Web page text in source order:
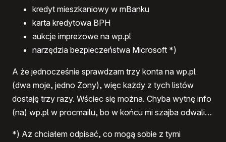
kredyt mieszkaniowy w mBanku
karta kredytowa BPH
aukcje imprezowe na wp.pl
narzędzia bezpieczeństwa Microsoft *)
A że jednocześnie sprawdzam trzy konta na wp.pl
(dwa moje, jedno Żony), więc każdy z tych listów
dostaję trzy razy. Wściec się można. Chyba wytnę info
(na) wp.pl w procmailu, bo w końcu mi szajba odwali…
*) Aż chciałem odpisać, co mogą sobie z tymi